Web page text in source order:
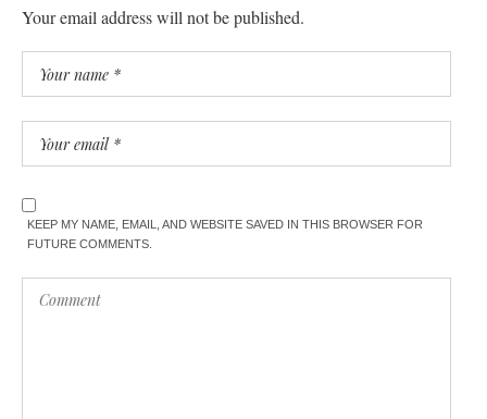
Your email address will not be published.
KEEP MY NAME, EMAIL, AND WEBSITE SAVED IN THIS BROWSER FOR
FUTURE COMMENTS.